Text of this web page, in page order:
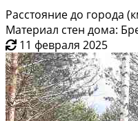
Расстояние до города
Материал стен дома:
11 февраля 2025